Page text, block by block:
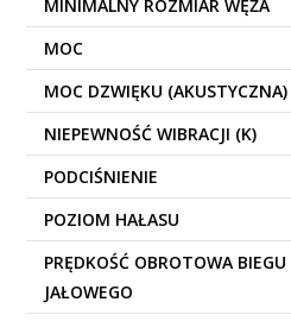
MINIMALNY ROZMIAR WĘŻA
MOC
MOC DZWIĘKU (AKUSTYCZNA)
NIEPEWNOŚĆ WIBRACJI (K)
PODCIŚNIENIE
POZIOM HAŁASU
PRĘDKOŚĆ OBROTOWA BIEGU
JAŁOWEGO